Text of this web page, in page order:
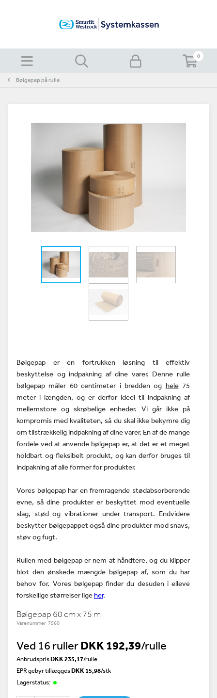
0
Bølgepap på rulle
Bølgepap er en fortrukken løsning til effektiv
beskyttelse og indpakning af dine varer. Denne rulle
bølgepap måler 60 centimeter i bredden og hele75
meter i længden, og er derfor ideel til indpakning af
mellemstore og skrøbelige enheder. Vi går ikke på
kompromis med kvaliteten, så du skal ikke bekymre dig
om tilstrækkelig indpakning af dine varer. En af de mange
fordele ved at anvende bølgepap er, at det er et meget
holdbart og fleksibelt produkt, og kan derfor bruges til
indpakning af alle former for produkter.
Vores bølgepap har en fremragende stødabsorberende
evne, så dine produkter er beskyttet mod eventuelle
slag, stød og vibrationer under transport. Endvidere
beskytter bølgepappet også dine produkter mod snavs,
støv og fugt.
Rullen med bølgepap er nem at håndtere, og du klipper
blot den ønskede mængde bølgepap af, som du har
behov for. Vores bølgepap finder du desuden i elleve
forskellige størrelser lige her.
Bølgepap 60 cm x 75 m
Varenummer 7560
Ved 16 rullerDKK 192,39/rulle
AnbrudsprisDKK 235,17/rulle
EPR gebyr tillæggesDKK 15,98/stk
Lagerstatus: